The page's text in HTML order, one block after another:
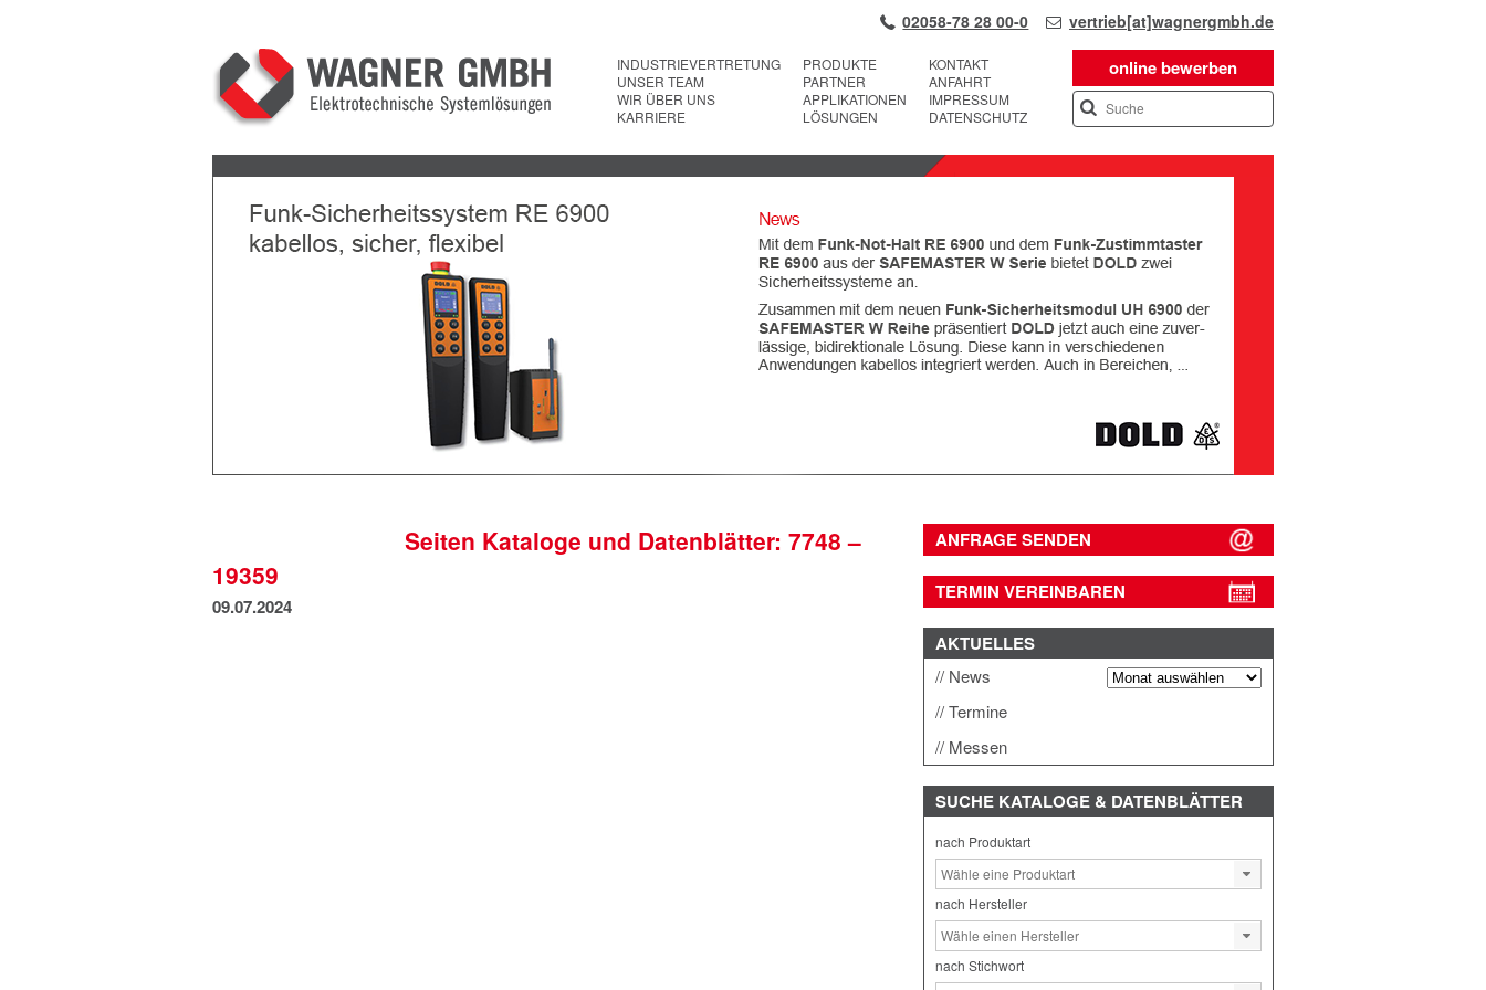
02058-78 28 00-0 vertrieb[at]wagnergmbh.de
online bewerben
INDUSTRIEVERTRETUNG
UNSER TEAM
WIR ÜBER UNS
KARRIERE
PRODUKTE
PARTNER
APPLIKATIONEN
LÖSUNGEN
KONTAKT
ANFAHRT
IMPRESSUM
DATENSCHUTZ
Next
Seiten Kataloge und Datenblätter: 7748 –
19359
09.07.2024
ANFRAGE SENDEN
TERMIN VEREINBAREN
AKTUELLES
News
Termine
Messen
SUCHE KATALOGE & DATENBLÄTTER
nach Produktart
nach Hersteller
nach Stichwort